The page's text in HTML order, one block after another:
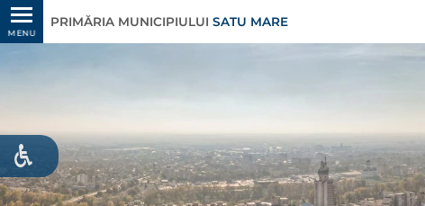
MENU
PRIMĂRIA MUNICIPIULUI SATU MARE